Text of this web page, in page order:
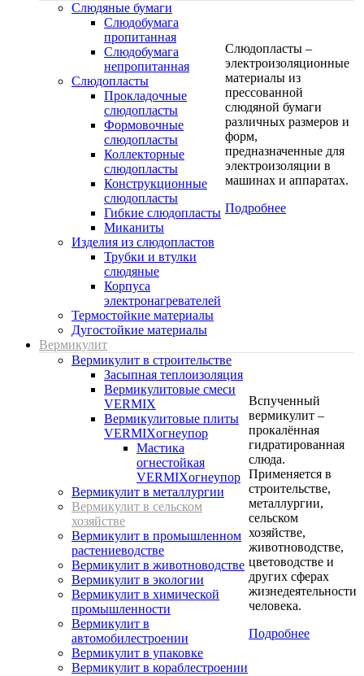
Слюдяные бумаги
Слюдобумага
пропитанная
Слюдобумага
непропитанная
Слюдопласты
Прокладочные
слюдопласты
Формовочные
слюдопласты
Коллекторные
слюдопласты
Конструкционные
слюдопласты
Гибкие слюдопласты
Миканиты
Изделия из слюдопластов
Трубки и втулки
слюдяные
Корпуса
электронагревателей
Термостойкие материалы
Дугостойкие материалы
Слюдопласты –
электроизоляционные
материалы из
прессованной
слюдяной бумаги
различных размеров и
форм,
предназначенные для
электроизоляции в
машинах и аппаратах.
Подробнее
Вермикулит
Вермикулит в строительстве
Засыпная теплоизоляция
Вермикулитовые смеси
VERMIX
Вермикулитовые плиты
VERMIXогнеупор
Мастика
огнестойкая
VERMIXогнеупор
Вермикулит в металлургии
Вермикулит в сельском
хозяйстве
Вермикулит в промышленном
растениеводстве
Вермикулит в животноводстве
Вермикулит в экологии
Вермикулит в химической
промышленности
Вермикулит в
автомобилестроении
Вермикулит в упаковке
Вермикулит в кораблестроении
Вспученный
вермикулит –
прокалённая
гидратированная
слюда.
Применяется в
строительстве,
металлургии,
сельском
хозяйстве,
животноводстве,
цветоводстве и
других сферах
жизнедеятельности
человека.
Подробнее